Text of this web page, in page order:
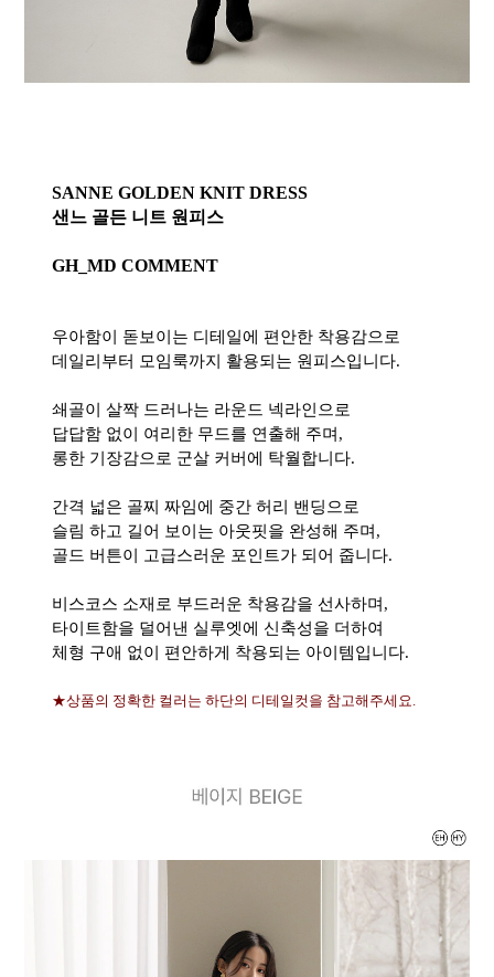
SANNE GOLDEN KNIT DRESS
샌느 골든 니트 원피스
GH_MD COMMENT
우아함이 돋보이는 디테일에 편안한 착용감으로
데일리부터 모임룩까지 활용되는 원피스입니다.
쇄골이 살짝 드러나는 라운드 넥라인으로
답답함 없이 여리한 무드를 연출해 주며,
롱한 기장감으로 군살 커버에 탁월합니다.
간격 넓은 골찌 짜임에 중간 허리 밴딩으로
슬림 하고 길어 보이는 아웃핏을 완성해 주며,
골드 버튼이 고급스러운 포인트가 되어 줍니다.
비스코스 소재로 부드러운 착용감을 선사하며,
타이트함을 덜어낸 실루엣에 신축성을 더하여
체형 구애 없이 편안하게 착용되는 아이템입니다.
★상품의 정확한 컬러는 하단의 디테일컷을 참고해주세요.